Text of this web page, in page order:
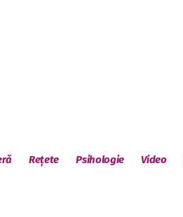
Rețete Psihologie Video